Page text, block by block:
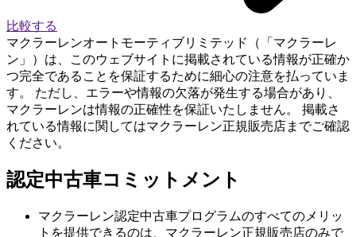
比較する
マクラーレンオートモーティブリミテッド（「マクラーレ
ン」）は、このウェブサイトに掲載されている情報が正確か
つ完全であることを保証するために細心の注意を払っていま
す。 ただし、エラーや情報の欠落が発生する場合があり、
マクラーレンは情報の正確性を保証いたしません。 掲載さ
れている情報に関してはマクラーレン正規販売店までご確認
ください。
認定中古車コミットメント
マクラーレン認定中古車プログラムのすべてのメリッ
トを提供できるのは、マクラーレン正規販売店のみで